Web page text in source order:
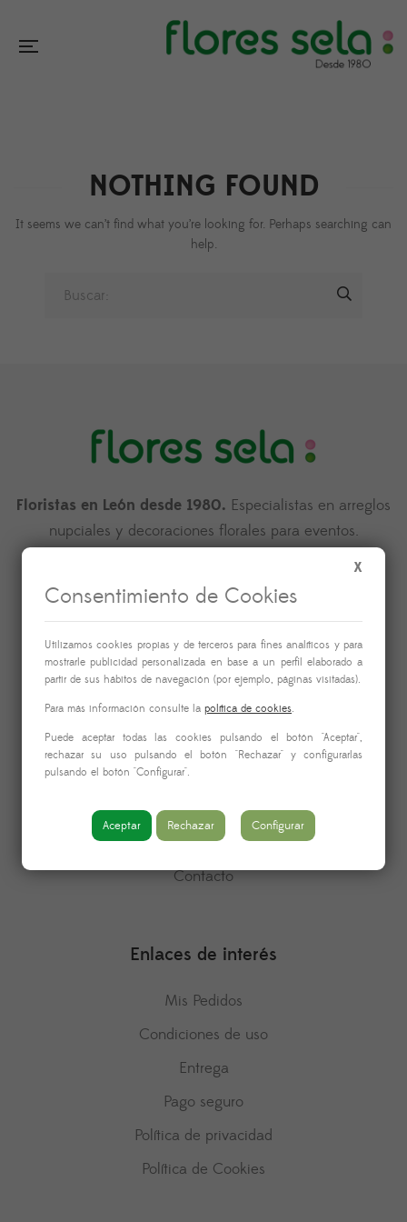
NOTHING FOUND
It seems we can’t find what you’re looking for. Perhaps searching can
help.
Floristas en León desde 1980. Especialistas en arreglos
nupciales y decoraciones florales para eventos.
Llámanos: (+34) 987 263 500
Información
Nosotros
Aviso legal
Política de devoluciones
Contacto
Enlaces de interés
Mis Pedidos
Condiciones de uso
Entrega
Pago seguro
Política de privacidad
Política de Cookies
X
Consentimiento de Cookies
Utilizamos cookies propias y de terceros para fines analíticos y para
mostrarle publicidad personalizada en base a un perfil elaborado a
partir de sus hábitos de navegación (por ejemplo, páginas visitadas).
Para más información consulte la política de cookies.
Puede aceptar todas las cookies pulsando el botón "Aceptar",
rechazar su uso pulsando el botón "Rechazar" y configurarlas
pulsando el botón "Configurar".
Aceptar Rechazar Configurar